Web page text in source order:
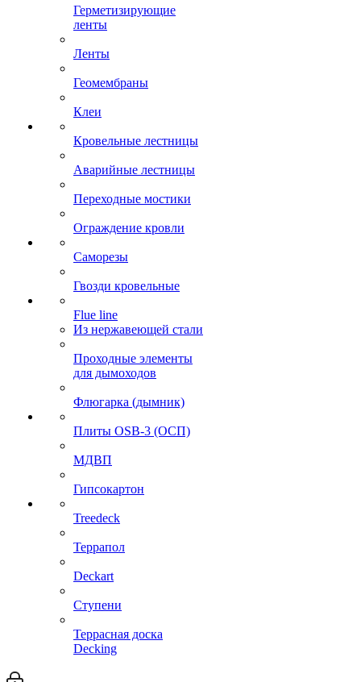
Герметизирующие
ленты
Ленты
Геомембраны
Клеи
Кровельные лестницы
Аварийные лестницы
Переходные мостики
Ограждение кровли
Саморезы
Гвозди кровельные
Flue line
Из нержавеющей стали
Проходные элементы
для дымоходов
Флюгарка (дымник)
Плиты OSB-3 (ОСП)
МДВП
Гипсокартон
Treedeck
Террапол
Deckart
Ступени
Террасная доска
Decking